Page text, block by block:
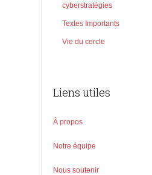
cyberstratégies
Textes Importants
Vie du cercle
Liens utiles
À propos
Notre équipe
Nous soutenir